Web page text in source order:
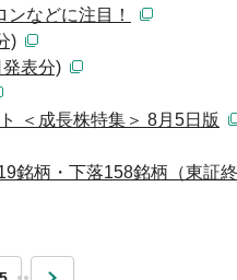
などに注目！
)
発表分)
＜成長株特集＞ 8月5日版
柄・下落158銘柄（東証終